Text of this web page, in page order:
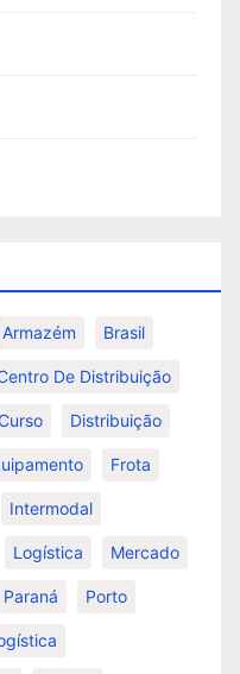
Armazém Brasil
De Distribuição
Distribuição
Frota
Intermodal
Logística Mercado
Paraná Porto